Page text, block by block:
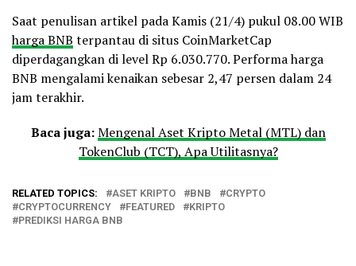
Saat penulisan artikel pada Kamis (21/4) pukul 08.00 WIB
harga BNB terpantau di situs CoinMarketCap
diperdagangkan di level Rp 6.030.770. Performa harga
BNB mengalami kenaikan sebesar 2,47 persen dalam 24
jam terakhir.
Baca juga: Mengenal Aset Kripto Metal (MTL) dan
TokenClub (TCT), Apa Utilitasnya?
RELATED TOPICS: ASET KRIPTO BNB
CRYPTO
CRYPTOCURRENCY
FEATURED
KRIPTO
PREDIKSI HARGA BNB